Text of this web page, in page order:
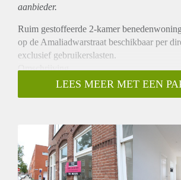
aanbieder.
Ruim gestoffeerde 2-kamer
op de Amaliadwarstraat beschikbaar per
exclusief gebruikerslasten.
Omschrijving
Deze ruime beneden woning is recent
aan de voorzijde is de ruime woonkamer
inbouwapparatuur. Middels openslaande
achterzijde heeft u toegang tot een ruime
op het zuiden. De tuin heeft ook een eigen
ideaal is voor het stallen van je fiets. Aan de
LEES MEER MET EEN